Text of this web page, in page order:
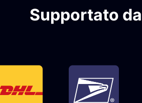
Supportato